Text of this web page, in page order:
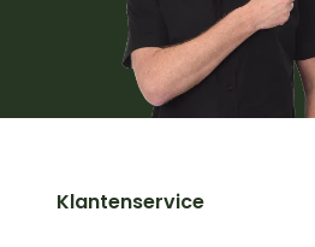
Klantenservice